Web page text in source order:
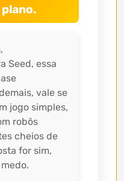
Seed, essa
vale se
jogo simples,
robôs
cheios de
for sim,